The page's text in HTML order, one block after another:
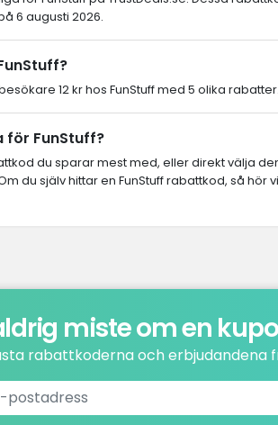
6 augusti 2026.
12 kr hos FunStuff med 5 olika rabatter.
FunStuff?
du sparar mest med, eller direkt välja
du själv hittar en FunStuff rabattkod, så hör
miste om en
rabattkoderna och erbjudandena